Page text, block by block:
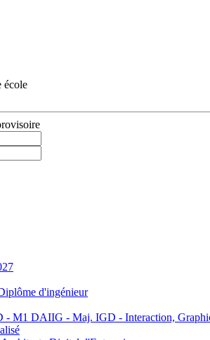
école
d'ingénieur
- M1 DAIIG - Maj. IGD - Interaction,